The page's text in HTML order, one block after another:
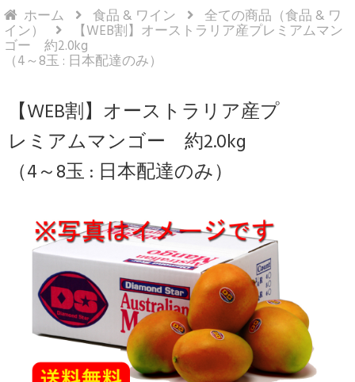
ホーム 食品 & ワイン 全ての商品（食品 & ワ
イン） 【WEB割】オーストラリア産プレミアムマン
ゴー 約2.0kg
（4～8玉 : 日本配達のみ）
【WEB割】オーストラリア産プ
レミアムマンゴー 約2.0kg
（4～8玉 : 日本配達のみ）